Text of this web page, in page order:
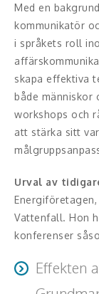
Musiker
Something
Affärsnytta
Framtid,
Försäljning,
Med en
kommunikatör
i språkets roll
skapa effektiva
både människor
workshops och
att stärka sitt
Urval av
Vattenfall. Hon
konferenser
Effekten